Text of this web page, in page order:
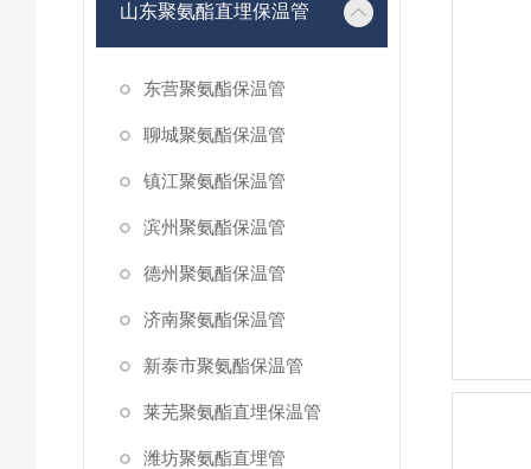
山东聚氨酯直埋保温管
东营聚氨酯保温管
聊城聚氨酯保温管
镇江聚氨酯保温管
滨州聚氨酯保温管
德州聚氨酯保温管
济南聚氨酯保温管
新泰市聚氨酯保温管
莱芜聚氨酯直埋保温管
潍坊聚氨酯直埋管